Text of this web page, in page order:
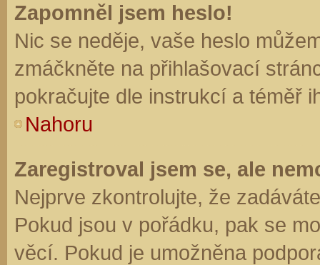
Zapomněl jsem heslo!
Nic se neděje, vaše heslo
zmáčkněte na přihlašovací
pokračujte dle instrukcí a téměř
Nahoru
Zaregistroval jsem se, ale
Nejprve zkontrolujte, že
Pokud jsou v pořádku, pak se
věcí. Pokud je umožněna